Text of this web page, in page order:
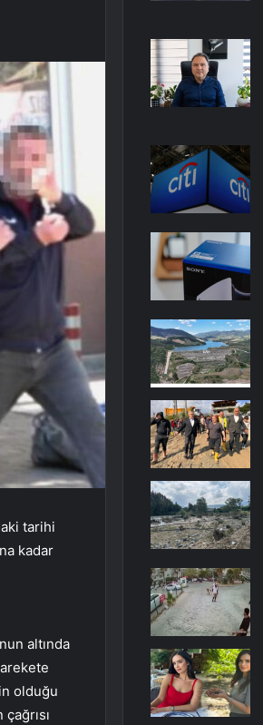
tarihi
kadar
altında
olduğu